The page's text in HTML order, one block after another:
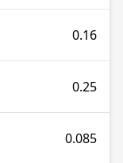
0.16
0.25
0.085